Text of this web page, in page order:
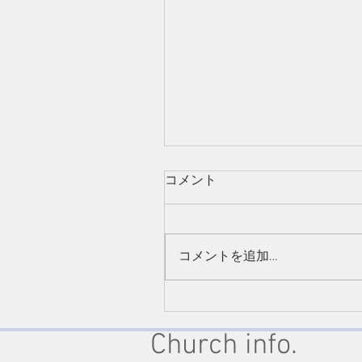
10:1-20
コメント
コメントを追加…
Church info.